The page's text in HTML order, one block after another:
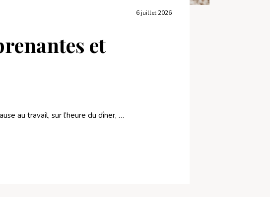
6 juillet 2026
et
au travail, sur l’heure du dîner, …